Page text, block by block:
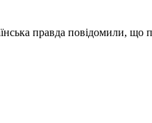
правда повідомили, що